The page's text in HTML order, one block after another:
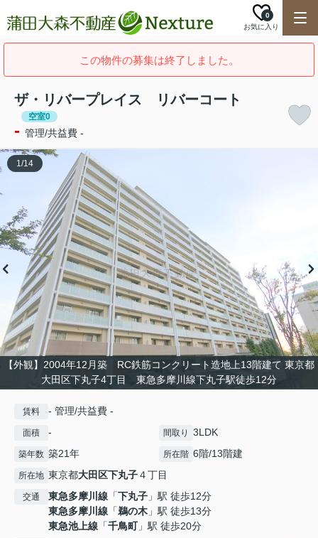
お気に入り
0
この物件の募集は終了しました。
ザ・リバープレイス リバーコート
空室0
- 管理/共益費 -
【外観】2004年12月築 RC鉄筋コンクリート造地上13階建て 東京都
大田区下丸子4丁目 東急多摩川線下丸子駅徒歩12分
1/14
賃料 - 管理/共益費 -
面積 - 間取り 3LDK
築年数 築21年 所在階 6階/13階建
所在地 東京都大田区下丸子４丁目
交通 東急多摩川線 「下丸子 」駅 徒歩12分
東急多摩川線 「鵜の木 」駅 徒歩13分
東急池上線 「千鳥町」駅 徒歩20分